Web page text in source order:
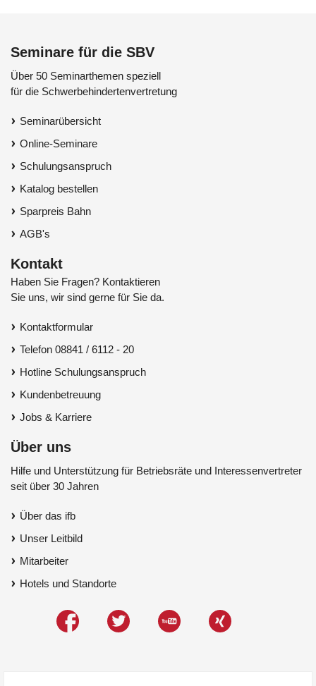
Seminare für die SBV
Über 50 Seminarthemen speziell
für die Schwerbehindertenvertretung
Seminarübersicht
Online-Seminare
Schulungsanspruch
Katalog bestellen
Sparpreis Bahn
AGB's
Kontakt
Haben Sie Fragen? Kontaktieren
Sie uns, wir sind gerne für Sie da.
Kontaktformular
Telefon 08841 / 6112 - 20
Hotline Schulungsanspruch
Kundenbetreuung
Jobs & Karriere
Über uns
Hilfe und Unterstützung für Betriebsräte und Interessenvertreter
seit über 30 Jahren
Über das ifb
Unser Leitbild
Mitarbeiter
Hotels und Standorte